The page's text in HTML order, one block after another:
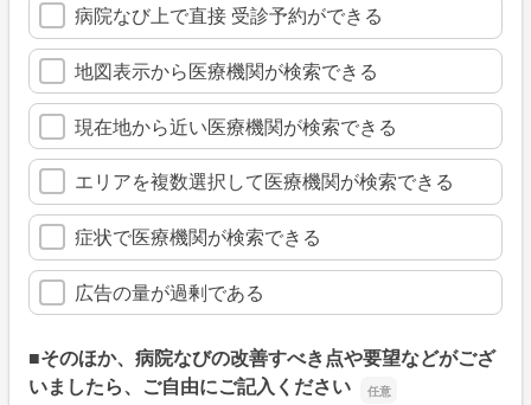
病院なび上で直接 受診予約ができる
地図表示から医療機関が検索できる
現在地から近い医療機関が検索できる
エリアを複数選択して医療機関が検索できる
症状で医療機関が検索できる
広告の量が過剰である
■そのほか、病院なびの改善すべき点や要望などがござ
いましたら、ご自由にご記入ください